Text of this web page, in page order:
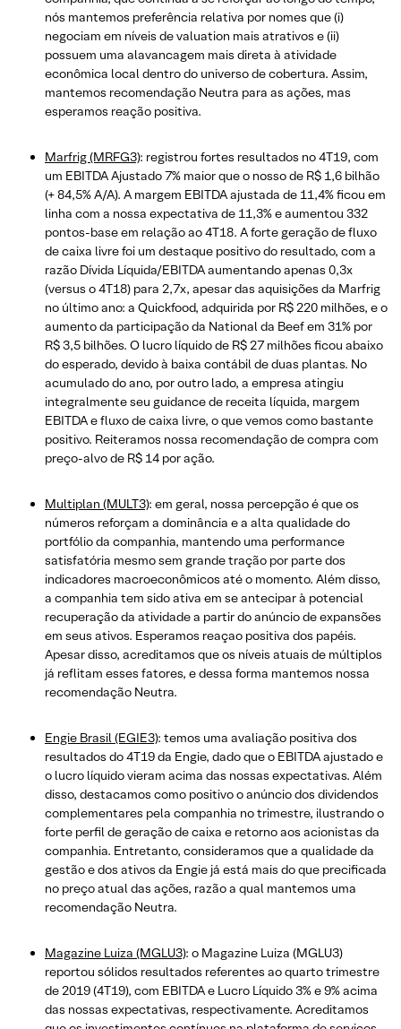
nós mantemos preferência relativa por nomes que (i)
negociam em níveis de valuation mais atrativos e (ii)
possuem uma alavancagem mais direta à atividade
econômica local dentro do universo de cobertura. Assim,
mantemos recomendação Neutra para as ações, mas
esperamos reação positiva.
Marfrig (MRFG3): registrou fortes resultados no 4T19, com
um EBITDA Ajustado 7% maior que o nosso de R$ 1,6 bilhão
(+ 84,5% A/A). A margem EBITDA ajustada de 11,4% ficou em
linha com a nossa expectativa de 11,3% e aumentou 332
pontos-base em relação ao 4T18. A forte geração de fluxo
de caixa livre foi um destaque positivo do resultado, com a
razão Dívida Líquida/EBITDA aumentando apenas 0,3x
(versus o 4T18) para 2,7x, apesar das aquisições da Marfrig
no último ano: a Quickfood, adquirida por R$ 220 milhões, e o
aumento da participação da National da Beef em 31% por
R$ 3,5 bilhões. O lucro líquido de R$ 27 milhões ficou abaixo
do esperado, devido à baixa contábil de duas plantas. No
acumulado do ano, por outro lado, a empresa atingiu
integralmente seu guidance de receita líquida, margem
EBITDA e fluxo de caixa livre, o que vemos como bastante
positivo. Reiteramos nossa recomendação de compra com
preço-alvo de R$ 14 por ação.
Multiplan (MULT3): em geral, nossa percepção é que os
números reforçam a dominância e a alta qualidade do
portfólio da companhia, mantendo uma performance
satisfatória mesmo sem grande tração por parte dos
indicadores macroeconômicos até o momento. Além disso,
a companhia tem sido ativa em se antecipar à potencial
recuperação da atividade a partir do anúncio de expansões
em seus ativos. Esperamos reaçao positiva dos papéis.
Apesar disso, acreditamos que os níveis atuais de múltiplos
já reflitam esses fatores, e dessa forma mantemos nossa
recomendação Neutra.
Engie Brasil (EGIE3): temos uma avaliação positiva dos
resultados do 4T19 da Engie, dado que o EBITDA ajustado e
o lucro líquido vieram acima das nossas expectativas. Além
disso, destacamos como positivo o anúncio dos dividendos
complementares pela companhia no trimestre, ilustrando o
forte perfil de geração de caixa e retorno aos acionistas da
companhia. Entretanto, consideramos que a qualidade da
gestão e dos ativos da Engie já está mais do que precificada
no preço atual das ações, razão a qual mantemos uma
recomendação Neutra.
Magazine Luiza (MGLU3): o Magazine Luiza (MGLU3)
reportou sólidos resultados referentes ao quarto trimestre
de 2019 (4T19), com EBITDA e Lucro Líquido 3% e 9% acima
das nossas expectativas, respectivamente. Acreditamos